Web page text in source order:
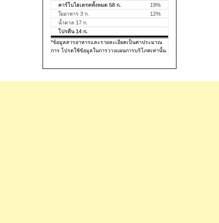
คาร์โบไฮเดรตทั้งหมด 58 ก.
19%
ใยอาหาร 3 ก.
12%
น้ำตาล 17 ก.
โปรตีน 14 ก.
*ข้อมูลสารอาหารและรายละเอียดเป็นค่าประมาณ
การ โปรดใช้ข้อมูลในการวางแผนการบริโภคเท่านั้น.